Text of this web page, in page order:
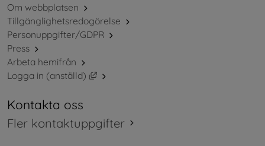
Om webbplatsen
Tillgänglighetsredogörelse
Personuppgifter/GDPR
Press
Arbeta hemifrån
Logga in (anställd)
Länk till annan webbplats, öppnas i nytt
Kontakta oss
Fler kontaktuppgifter